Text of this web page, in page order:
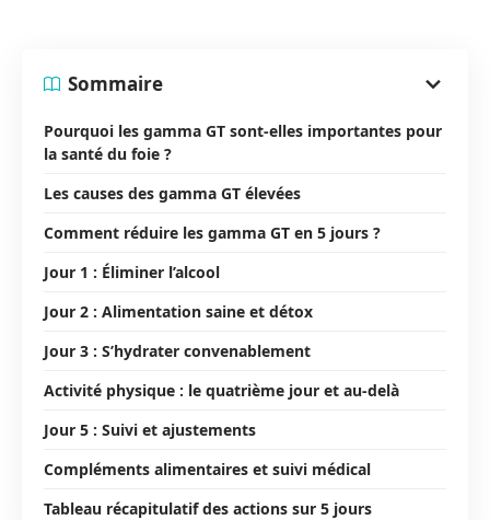
Sommaire
Pourquoi les gamma GT sont-elles importantes pour
la santé du foie ?
Les causes des gamma GT élevées
Comment réduire les gamma GT en 5 jours ?
Jour 1 : Éliminer l’alcool
Jour 2 : Alimentation saine et détox
Jour 3 : S’hydrater convenablement
Activité physique : le quatrième jour et au-delà
Jour 5 : Suivi et ajustements
Compléments alimentaires et suivi médical
Tableau récapitulatif des actions sur 5 jours